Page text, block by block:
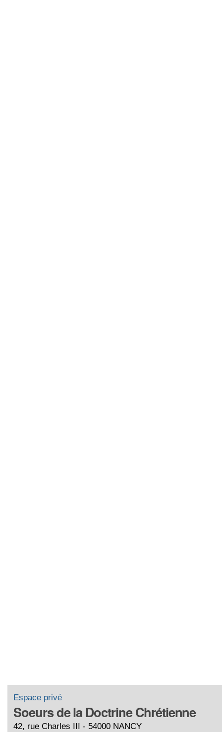
Espace privé
Soeurs de la Doctrine Chrétienne
42, rue Charles III - 54000 NANCY